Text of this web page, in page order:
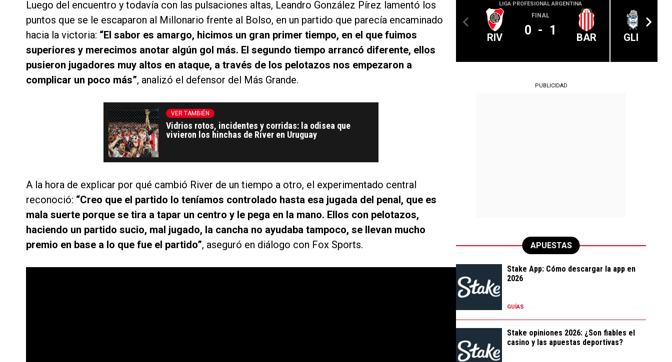
Luego del encuentro y todavía con las pulsaciones altas, Leandro González Pírez lamentó los
puntos que se le escaparon al Millonario frente al Bolso, en un partido que parecía encaminado
hacia la victoria: “El sabor es amargo, hicimos un gran primer tiempo, en el que fuimos
superiores y merecimos anotar algún gol más. El segundo tiempo arrancó diferente, ellos
pusieron jugadores muy altos en ataque, a través de los pelotazos nos empezaron a
complicar un poco más”, analizó el defensor del Más Grande.
VER TAMBIÉN
Vidrios rotos, incidentes y corridas: la odisea que
vivieron los hinchas de River en Uruguay
A la hora de explicar por qué cambió River de un tiempo a otro, el experimentado central
reconoció: “Creo que el partido lo teníamos controlado hasta esa jugada del penal, que es
mala suerte porque se tira a tapar un centro y le pega en la mano. Ellos con pelotazos,
haciendo un partido sucio, mal jugado, la cancha no ayudaba tampoco, se llevan mucho
premio en base a lo que fue el partido”, aseguró en diálogo con Fox Sports.
LIGA PROFESIONAL ARGENTINA
RIV
FINAL
0 - 1 BAR GLP
PUBLICIDAD
APUESTAS
Stake App: Cómo descargar la app en
2026
GUÍAS
Stake opiniones 2026: ¿Son fiables el
casino y las apuestas deportivas?